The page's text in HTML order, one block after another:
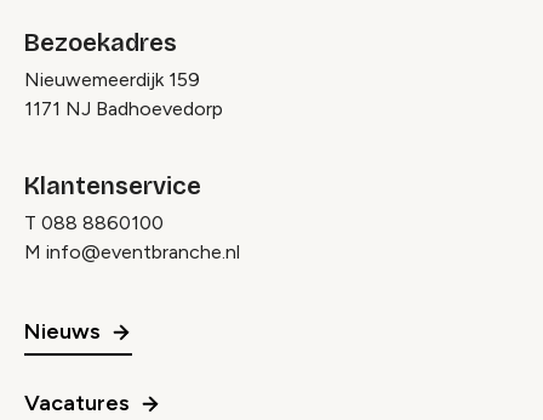
Bezoekadres
Nieuwemeerdijk 159
1171 NJ Badhoevedorp
Klantenservice
T 088 8860100
M info@eventbranche.nl
Nieuws
Vacatures